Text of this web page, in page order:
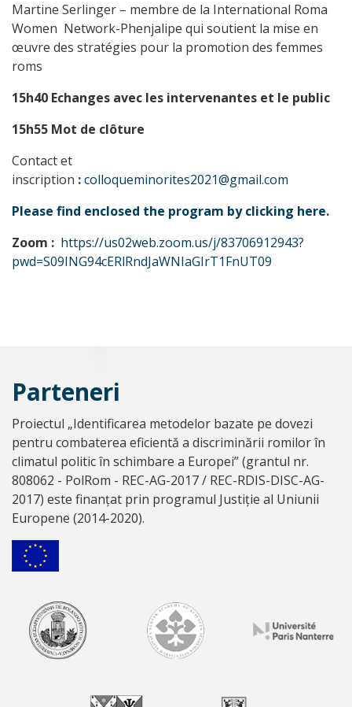
Martine Serlinger – membre de la International Roma
Women Network-Phenjalipe qui soutient la mise en
œuvre des stratégies pour la promotion des femmes
roms
15h40 Echanges avec les intervenantes et le public
15h55 Mot de clôture
Contact et
inscription :colloqueminorites2021@gmail.com
Please find enclosed the program by clicking here.
Zoom : https://us02web.zoom.us/j/83706912943?
pwd=S09ING94cERlRndJaWNIaGIrT1FnUT09
Parteneri
Proiectul „Identificarea metodelor bazate pe dovezi
pentru combaterea eficientă a discriminării romilor în
climatul politic în schimbare a Europei” (grantul nr.
808062 - PolRom - REC-AG-2017 / REC-RDIS-DISC-AG-
2017) este finanțat prin programul Justiție al Uniunii
Europene (2014-2020).